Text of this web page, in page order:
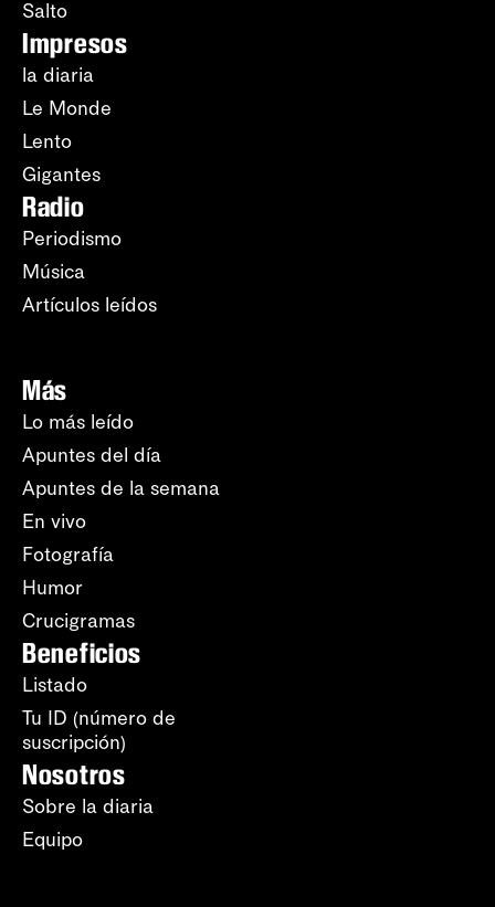
Salto
Impresos
la diaria
Le Monde
Lento
Gigantes
Radio
Periodismo
Música
Artículos leídos
Más
Lo más leído
Apuntes del día
Apuntes de la semana
En vivo
Fotografía
Humor
Crucigramas
Beneficios
Listado
Tu ID (número de
suscripción)
Nosotros
Sobre la diaria
Equipo